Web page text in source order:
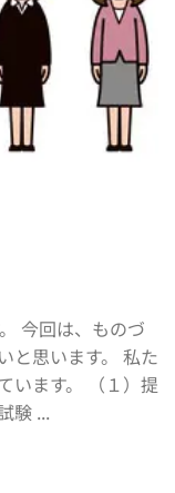
今回は、ものづ
と思います。 私た
います。 （１）提
験 ...